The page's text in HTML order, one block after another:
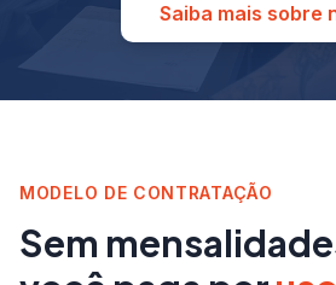
Saiba mais sobre
MODELO DE CONTRATAÇÃO
Sem